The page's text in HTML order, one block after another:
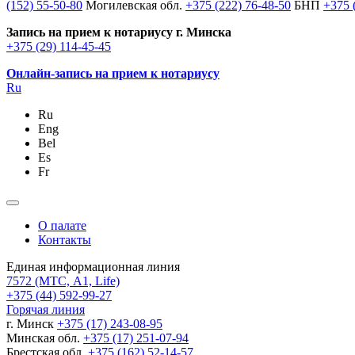
(152) 55-50-80 Могилевская обл. +375 (222) 76-48-50 БНП +375
Запись на прием к нотариусу г. Минска
+375 (29) 114-45-45
Онлайн-запись на прием к нотариусу
Ru
Ru
Eng
Bel
Es
Fr
О палате
Контакты
Единая информационная линия
7572 (МТС, A1, Life)
+375 (44) 592-99-27
Горячая линия
г. Минск +375 (17) 243-08-95
Минская обл. +375 (17) 251-07-94
Брестская обл. +375 (162) 52-14-57